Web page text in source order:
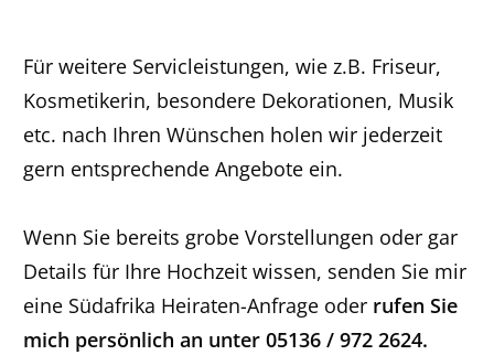
Für weitere Servicleistungen, wie z.B. Friseur,
Kosmetikerin, besondere Dekorationen, Musik
etc. nach Ihren Wünschen holen wir jederzeit
gern entsprechende Angebote ein.
Wenn Sie bereits grobe Vorstellungen oder gar
Details für Ihre Hochzeit wissen, senden Sie mir
eine Südafrika Heiraten-Anfrage oder rufen Sie
mich persönlich an unter 05136 / 972 2624.